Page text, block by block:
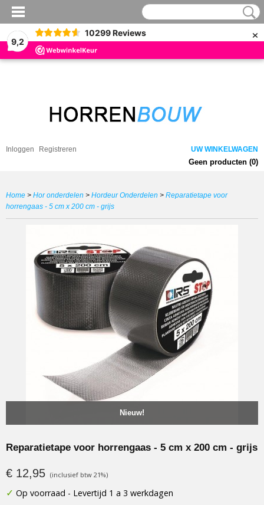
9,2
10299 Reviews ×
Inloggen Registreren UW WINKELWAGEN
Geen producten (0)
Home > Hor onderdelen > Hordeur Onderdelen > Reparatietape voor
horrengaas - 5 cm x 200 cm - grijs
Nieuw!
Reparatietape voor horrengaas - 5 cm x 200 cm - grijs
€ 12,95 (inclusief btw 21%)
✓ Op voorraad - Levertijd 1 a 3 werkdagen